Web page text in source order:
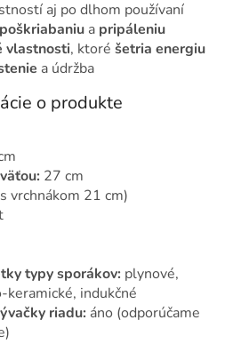
aj po dlhom používaní
a pripáleniu
vlastnosti, ktoré šetria energiu
a údržba
o produkte
27 cm
vrchnákom 21 cm)
typy sporákov: plynové,
indukčné
riadu: áno (odporúčame